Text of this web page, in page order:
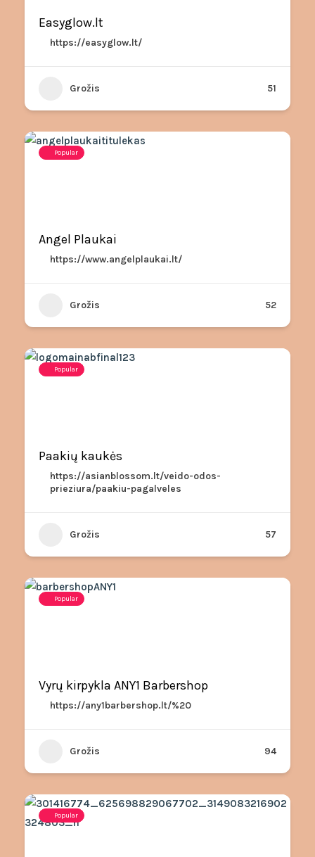
Easyglow.lt
https://easyglow.lt/
Grožis 51
Popular
Angel Plaukai
https://www.angelplaukai.lt/
Grožis 52
Popular
Paakių kaukės
https://asianblossom.lt/veido-odos-
prieziura/paakiu-pagalveles
Grožis 57
Popular
Vyrų kirpykla ANY1 Barbershop
https://any1barbershop.lt/%20
Grožis 94
Popular